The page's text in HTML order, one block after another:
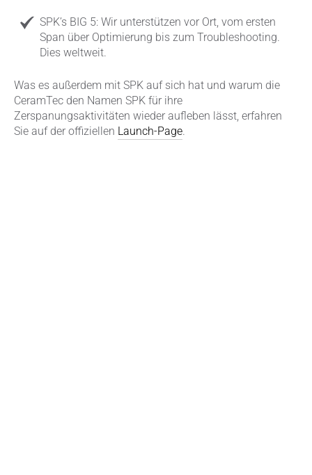
SPK’s BIG 5: Wir unterstützen vor Ort, vom ersten
Span über Optimierung bis zum Troubleshooting.
Dies weltweit.
Was es außerdem mit SPK auf sich hat und warum die
CeramTec den Namen SPK für ihre
Zerspanungsaktivitäten wieder aufleben lässt, erfahren
Sie auf der offiziellen Launch-Page.